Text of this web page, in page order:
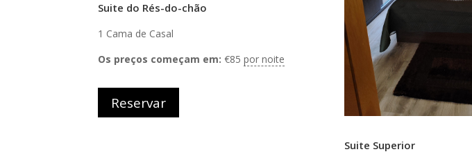
Suite do Rés-do-chão
1 Cama de Casal
Os preços começam em: €85 por noite
Reservar
Suite Superior